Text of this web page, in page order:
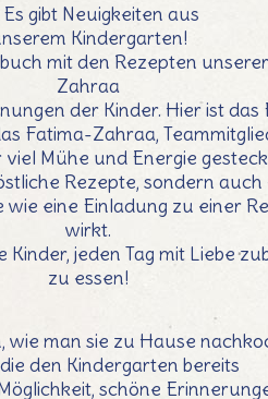
Es gibt Neuigkeiten aus
Kindergarten!
mit den Rezepten
Zahraa
der Kinder. Hier ist das
Fatima-Zahraa,
Mühe und Energie
Rezepte, sondern auch
eine Einladung zu einer
wirkt.
jeden Tag mit Liebe
zu essen!
wie man sie zu Hause
den Kindergarten bereits
schöne